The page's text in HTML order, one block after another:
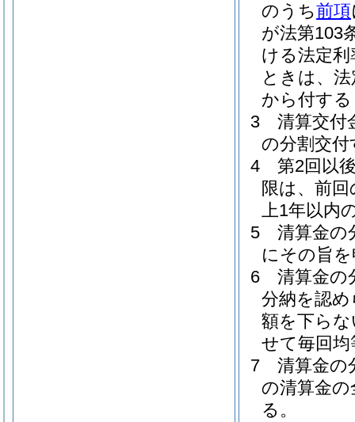
のうち前項
が法第103
ける法定利
ときは、
から付す
3
清算交付
の分割交
4
第2回以
限は、前
上1年以内
5
清算金の
にその旨
6
清算金の
分納を認
額を下ら
せて毎回
7
清算金の
の清算金
る。